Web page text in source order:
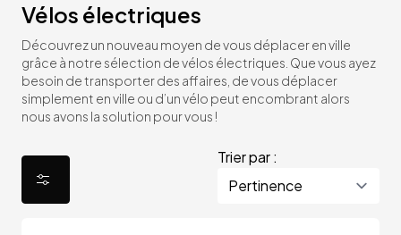
Vélos électriques
Découvrez un nouveau moyen de vous déplacer en ville
grâce à notre sélection de vélos électriques. Que vous ayez
besoin de transporter des affaires, de vous déplacer
simplement en ville ou d’un vélo peut encombrant alors
nous avons la solution pour vous !
Trier par :